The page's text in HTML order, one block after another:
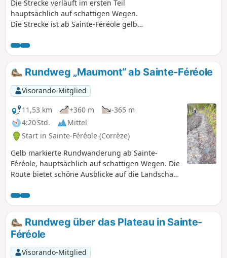
Die Strecke verläuft im ersten Teil
hauptsächlich auf schattigen Wegen.
Die Strecke ist ab Sainte-Féréole gelb
Rundweg „Maumont“ ab Sainte-Féréole
Visorando-Mitglied
11,53 km
+360 m
-365 m
4:20 Std.
Mittel
Start in Sainte-Féréole (Corrèze)
Gelb markierte Rundwanderung ab Sainte-
Féréole, hauptsächlich auf schattigen Wegen. Die
Route bietet schöne Ausblicke auf die Landschaft.
Rundweg über das Plateau in Sainte-
Féréole
Visorando-Mitglied